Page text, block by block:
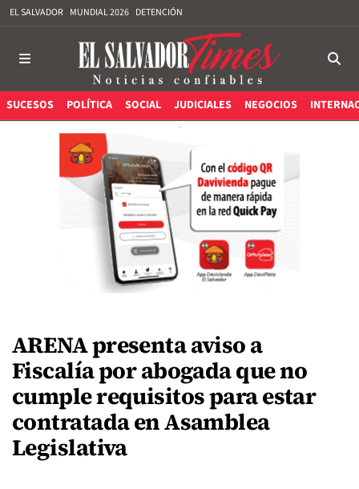
EL SALVADOR MUNDIAL 2026 DETENCIÓN
SUCESOS POLÍTICA SOCIAL JUDICIALES NEGOCIOS
ARENA presenta aviso a
Fiscalía por abogada que no
cumple requisitos para estar
contratada en Asamblea
Legislativa